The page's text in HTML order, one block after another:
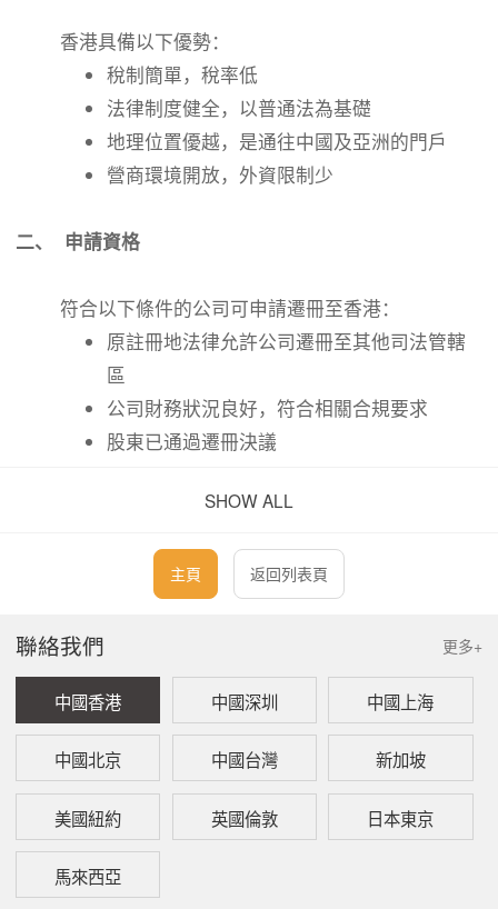
香港具備以下優勢：
稅制簡單，稅率低
法律制度健全，以普通法為基礎
地理位置優越，是通往中國及亞洲的門戶
營商環境開放，外資限制少
二、 申請資格
符合以下條件的公司可申請遷冊至香港：
原註冊地法律允許公司遷冊至其他司法管轄
區
公司財務狀況良好，符合相關合規要求
股東已通過遷冊決議
一般遷冊流程如下：
（1）資格審查 – 確認原註冊地允許遷冊，並符合
香港的相關要求
（2）內部批准 – 取得股東及董事會的遷冊決議
（3）文件準備 – 包括公司註冊文件、章程、合規
記錄及法定聲明
（4） 提交申請 – 向香港公司註冊處遞交相關表格
及文件
（5） 審批及註冊 – 獲批後，公司將以相同法人身
份在香港註冊
SHOW ALL
主頁 返回列表頁
更多+
聯絡我們
中國香港 中國深圳 中國上海
中國北京 中國台灣 新加坡
美國紐約 英國倫敦 日本東京
馬來西亞